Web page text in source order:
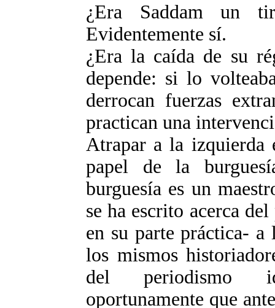
¿Era Saddam un
Evidentemente sí.
¿Era la caída de su
depende: si lo
derrocan fuerzas
practican una
Atrapar a la izquierda
papel de la
burguesía es un
se ha escrito acerca
en su parte práctica- a
los mismos
del periodismo
oportunamente que